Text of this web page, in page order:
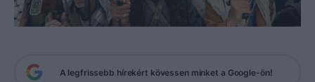
A legfrissebb hírekért kövessen minket a Google-ön!